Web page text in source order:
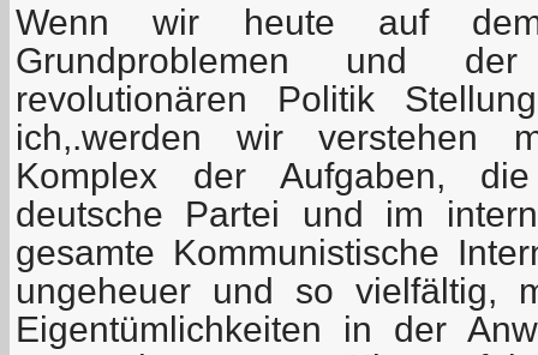
Wenn wir heute auf
Grundproblemen und
revolutionären Politik
ich,.werden wir verstehen
Komplex der Aufgaben,
deutsche Partei und im
gesamte Kommunistische
ungeheuer und so vielfältig,
Eigentümlichkeiten in der